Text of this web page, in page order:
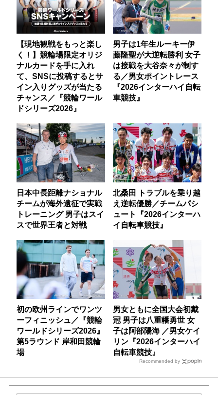
【現地観戦をもっと楽し
く！】競輪場限定オリジ
ナルカードを手に入れ
て、SNSに投稿するとサ
イン入りグッズが当たる
チャンス／『競輪ワール
ドシリーズ2026』
男子は1年生ルーキー伊
藤隆聖が大逆転勝利 女子
は接戦を大谷奈々が制す
る／男女ポイントレース
『2026インターハイ自転
車競技』
日本中長距離ナショナル
チームが海外遠征で実戦
トレーニング 男子はスイ
スで世界王者と対戦
北桑田 トラブルを乗り越
え逆転優勝／チームパシ
ュート『2026インターハ
イ自転車競技』
初の欧州ラインでワンツ
ーフィニッシュ／『競輪
ワールドシリーズ2026』
第5ラウンド 岸和田競輪
場
男女ともに全国大会初戴
冠 男子は八重幡勇世 女
子は阿部陽海 ／男女ケイ
リン『2026インターハイ
自転車競技』
Recommended by